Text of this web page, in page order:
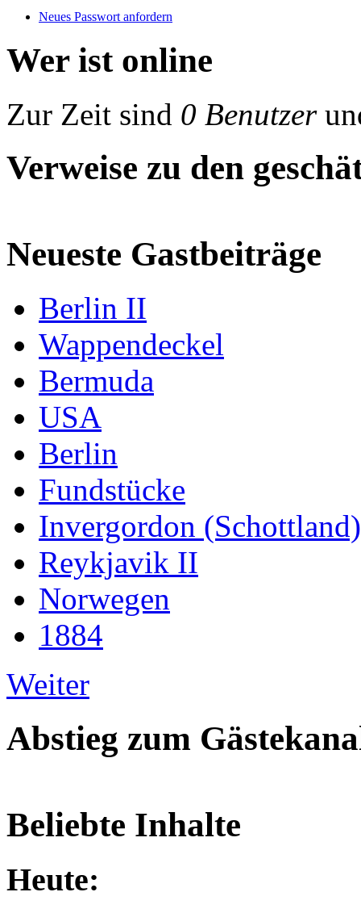
Neues Passwort anfordern
Wer ist online
Zur Zeit sind 0 Benutzer
Verweise zu den
Neueste Gastbeiträge
Berlin II
Wappendeckel
Bermuda
USA
Berlin
Fundstücke
Invergordon (Schottland)
Reykjavik II
Norwegen
1884
Weiter
Abstieg zum
Beliebte Inhalte
Heute: